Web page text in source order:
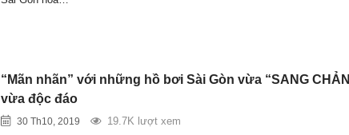
“Mãn nhãn” với những hồ bơi Sài Gòn vừa “SANG
vừa độc đáo
30 Th10, 2019
19.7K lượt xem